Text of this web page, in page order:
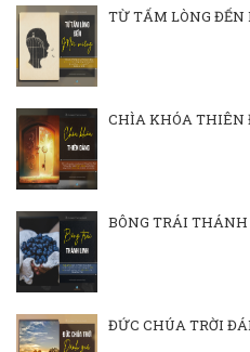
TỪ TẤM LÒNG ĐẾN
CHÌA KHÓA THIÊN
BÔNG TRÁI
ĐỨC CHÚA TRỜI